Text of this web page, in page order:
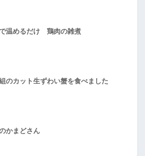
温めるだけ 鶏肉の雑煮
のカット生ずわい蟹を食べました
かまどさん